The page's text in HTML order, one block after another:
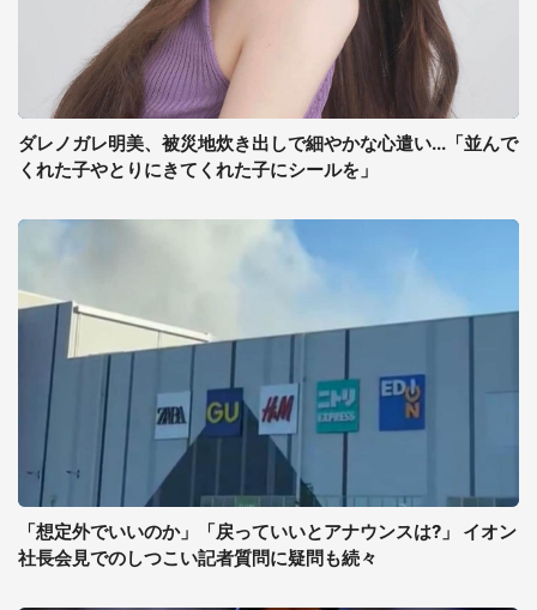
ダレノガレ明美、被災地炊き出しで細やかな心遣い...「並んで
くれた子やとりにきてくれた子にシールを」
「想定外でいいのか」「戻っていいとアナウンスは?」 イオン
社長会見でのしつこい記者質問に疑問も続々